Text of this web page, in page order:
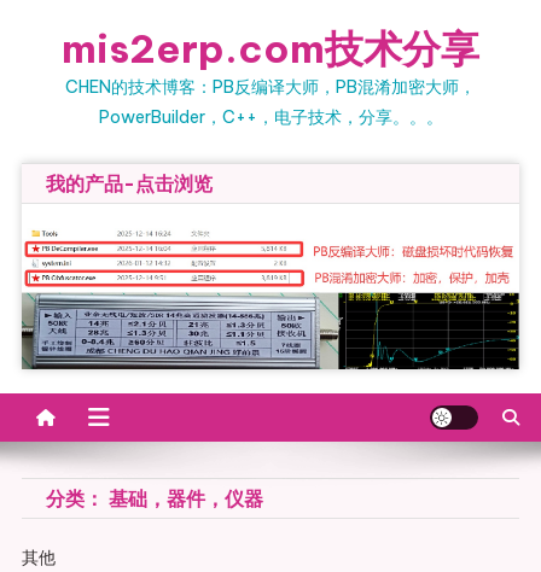
mis2erp.com技术分享
CHEN的技术博客：PB反编译大师，PB混淆加密大师，
PowerBuilder，C++，电子技术，分享。。。
我的产品-点击浏览
分类： 基础，器件，仪器
其他